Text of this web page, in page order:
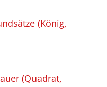
(König,
(Quadrat,